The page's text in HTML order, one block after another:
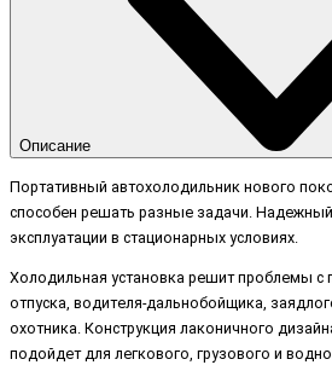
Описание
Портативный автохолодильник нового
способен решать разные задачи.
эксплуатации в стационарных условиях.
Холодильная установка решит проблемы с
отпуска, водителя-дальнобойщика,
охотника. Конструкция лаконичного
подойдет для легкового, грузового и